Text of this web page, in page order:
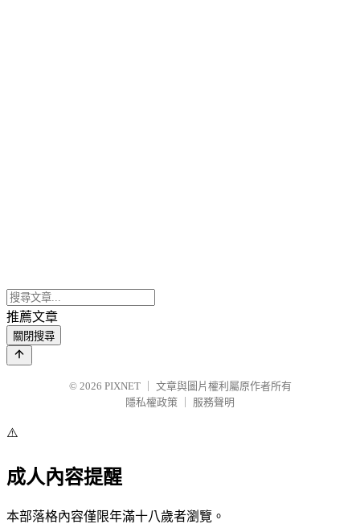
推薦文章
關閉搜尋
© 2026 PIXNET
文章與圖片權利屬原作者所有
隱私權政策
服務聲明
⚠️
成人內容提醒
本部落格內容僅限年滿十八歲者瀏覽。